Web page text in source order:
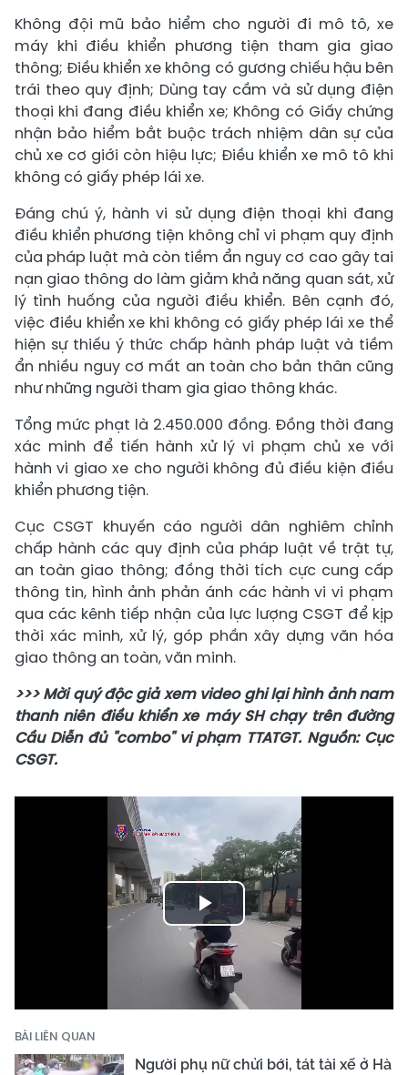
Không đội mũ bảo hiểm cho người đi mô tô, xe
máy khi điều khiển phương tiện tham gia giao
thông; Điều khiển xe không có gương chiếu hậu bên
trái theo quy định; Dùng tay cầm và sử dụng điện
thoại khi đang điều khiển xe; Không có Giấy chứng
nhận bảo hiểm bắt buộc trách nhiệm dân sự của
chủ xe cơ giới còn hiệu lực; Điều khiển xe mô tô khi
không có giấy phép lái xe.
Đáng chú ý, hành vi sử dụng điện thoại khi đang
điều khiển phương tiện không chỉ vi phạm quy định
của pháp luật mà còn tiềm ẩn nguy cơ cao gây tai
nạn giao thông do làm giảm khả năng quan sát, xử
lý tình huống của người điều khiển. Bên cạnh đó,
việc điều khiển xe khi không có giấy phép lái xe thể
hiện sự thiếu ý thức chấp hành pháp luật và tiềm
ẩn nhiều nguy cơ mất an toàn cho bản thân cũng
như những người tham gia giao thông khác.
Tổng mức phạt là 2.450.000 đồng. Đồng thời đang
xác minh để tiến hành xử lý vi phạm chủ xe với
hành vi giao xe cho người không đủ điều kiện điều
khiển phương tiện.
Cục CSGT khuyến cáo người dân nghiêm chỉnh
chấp hành các quy định của pháp luật về trật tự,
an toàn giao thông; đồng thời tích cực cung cấp
thông tin, hình ảnh phản ánh các hành vi vi phạm
qua các kênh tiếp nhận của lực lượng CSGT để kịp
thời xác minh, xử lý, góp phần xây dựng văn hóa
giao thông an toàn, văn minh.
>>> Mời quý độc giả xem video ghi lại hình ảnh nam
thanh niên điều khiển xe máy SH chạy trên đường
Cầu Diễn đủ "combo" vi phạm TTATGT. Nguồn: Cục
CSGT.
Play
Video
BÀI LIÊN QUAN
Người phụ nữ chửi bới, tát tài xế ở Hà